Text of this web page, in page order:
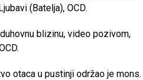
(Batelja), OCD.
blizinu, video pozivom,
otaca u pustinji održao je mons.